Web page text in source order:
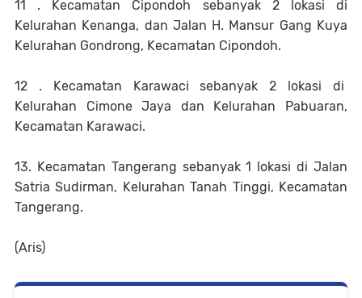
11 . Kecamatan Cipondoh sebanyak 2 lokasi di
Kelurahan Kenanga, dan Jalan H. Mansur Gang Kuya
Kelurahan Gondrong, Kecamatan Cipondoh.
12 . Kecamatan Karawaci sebanyak 2 lokasi di
Kelurahan Cimone Jaya dan Kelurahan Pabuaran,
Kecamatan Karawaci.
13. Kecamatan Tangerang sebanyak 1 lokasi di Jalan
Satria Sudirman, Kelurahan Tanah Tinggi, Kecamatan
Tangerang.
(Aris)